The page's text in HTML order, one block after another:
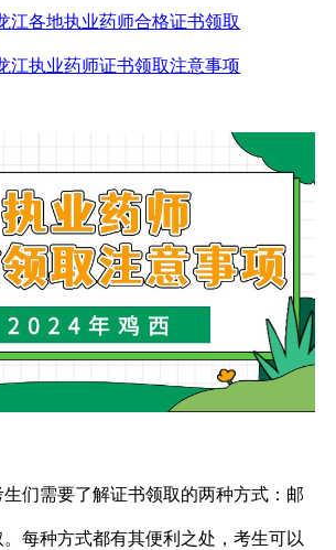
江各地执业药师合格证书领取
江执业药师证书领取注意事项
们需要了解证书领取的两种方式：邮
每种方式都有其便利之处，考生可以